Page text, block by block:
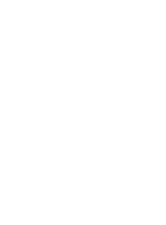
Como
punto de
se ha